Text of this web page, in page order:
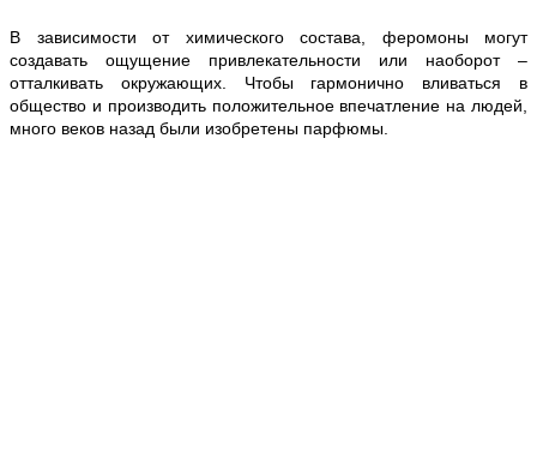
В зависимости от химического состава, феромоны могут
создавать ощущение привлекательности или наоборот –
отталкивать окружающих. Чтобы гармонично вливаться в
общество и производить положительное впечатление на людей,
много веков назад были изобретены парфюмы.